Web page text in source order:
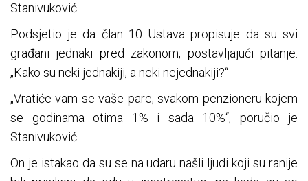
Stanivuković.
Podsjetio je da član 10 Ustava propisuje da su svi
građani jednaki pred zakonom, postavljajući pitanje:
„Kako su neki jednakiji, a neki nejednakiji?“
„Vratiće vam se vaše pare, svakom penzioneru kojem
se godinama otima 1% i sada 10%“, poručio je
Stanivuković.
On je istakao da su se na udaru našli ljudi koji su ranije